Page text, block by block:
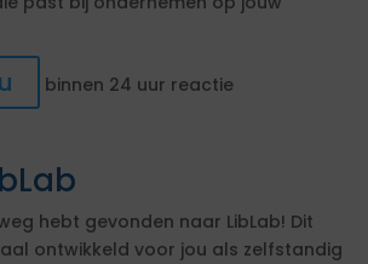
binnen 24 uur reactie
hebt gevonden naar LibLab! Dit
ontwikkeld voor jou als zelfstandig